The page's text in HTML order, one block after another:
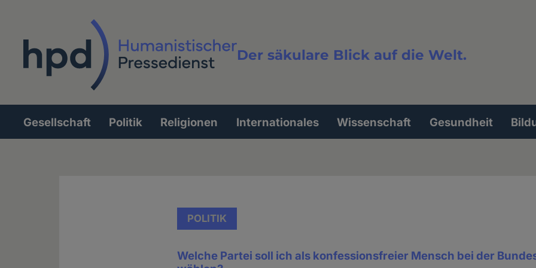
Der säkulare Blick auf die Welt.
Volltextsuche
Hauptnavigation
Gesellschaft Politik Religionen Internationales Wissenschaft Gesundheit
POLITIK
Welche Partei soll ich als konfessionsfreier Mensch bei der